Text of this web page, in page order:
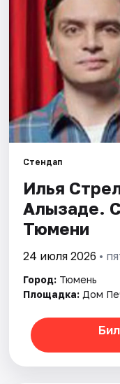
Выставки
Квесты
Экскурсии
Спорт
События
Города
Площадки
Артисты
Рейтинги
Стендап
Илья
Алызаде.
Тюмени
24 июля 2026 •
Город: Тюмень
Площадка: Дом